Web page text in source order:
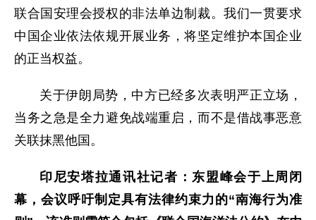
联合国安理会授权的非法单边制裁。我们一贯要求
中国企业依法依规开展业务，将坚定维护本国企业
的正当权益。
关于伊朗局势，中方已经多次表明严正立场，
当务之急是全力避免战端重启，而不是借战事恶意
关联抹黑他国。
印尼安塔拉通讯社记者：东盟峰会于上周闭
幕，会议呼吁制定具有法律约束力的“南海行为准